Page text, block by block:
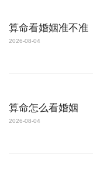
算命看婚姻准不准
2026-08-04
算命怎么看婚姻
2026-08-04